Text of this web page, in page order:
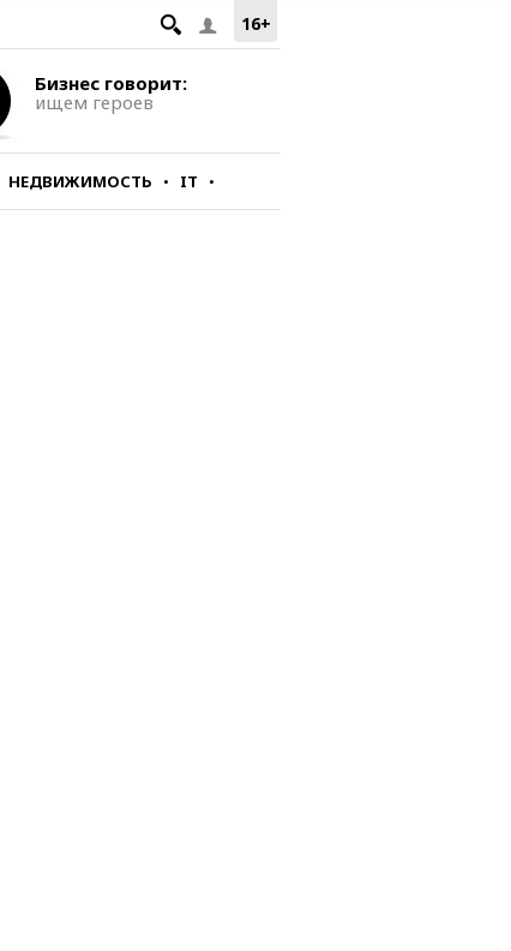
16+
Бизнес говорит:
ищем героев
НЕДВИЖИМОСТЬ IT